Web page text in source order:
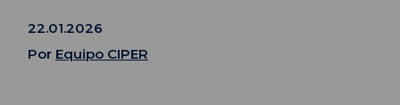
22.01.2026
Por Equipo CIPER